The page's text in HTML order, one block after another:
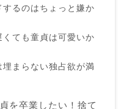
するのはちょっと嫌か
ても童貞は可愛いか
まらない独占欲が満
を卒業したい！捨て